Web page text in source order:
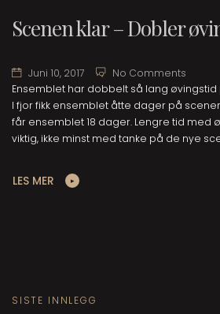
Scenen klar – Dobler
Juni 10, 2017
No Comments
Ensemblet har dobbelt så lang øvingstid
I fjor fikk ensemblet åtte dager på
får ensemblet 18 dager. Lengre tid med
viktig, ikke minst med tanke på de nye
LES MER
SISTE INNLEGG